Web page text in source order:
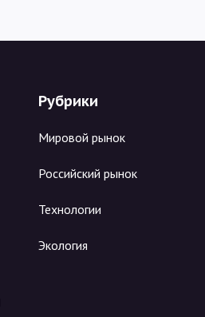
Рубрики
Мировой рынок
Российский рынок
Технологии
Экология